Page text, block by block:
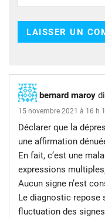
bernard maroy
15 novembre 2021 à 16 h
Déclarer que la
une affirmation
En fait, c’est une
expressions
Aucun signe n’est
Le diagnostic
fluctuation des